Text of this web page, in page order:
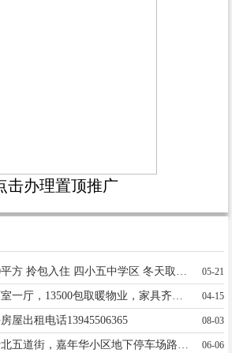
击办理置顶推广
05-21
04-15
屋出租电话13945506365 08-03
06-06